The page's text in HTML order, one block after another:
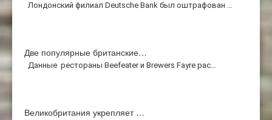
Лондонский филиал Deutsche Bank был оштрафован …
Две популярные британские…
Данные рестораны Beefeater и Brewers Fayre рас…
Великобритания укрепляет …